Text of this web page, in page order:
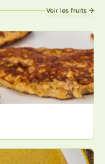
Voir les fruits →